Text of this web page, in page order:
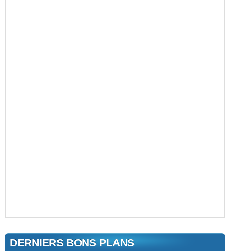
DERNIERS BONS PLANS